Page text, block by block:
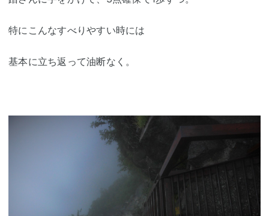
特にこんなすべりやすい時には
基本に立ち返って油断なく。